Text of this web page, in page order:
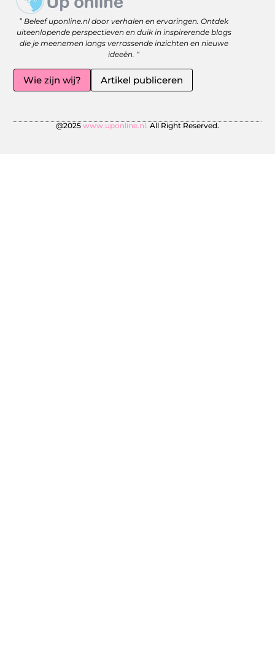
” Beleef uponline.nl door verhalen en ervaringen. Ontdek
uiteenlopende perspectieven en duik in inspirerende blogs
die je meenemen langs verrassende inzichten en nieuwe
ideeën. “
Wie zijn wij? Artikel publiceren
@2025 www.uponline.nl. All Right Reserved.